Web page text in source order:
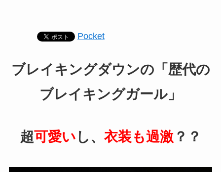
Pocket
ブレイキングダウンの「歴代の
ブレイキングガール」
超可愛い し、 衣装も過激？？